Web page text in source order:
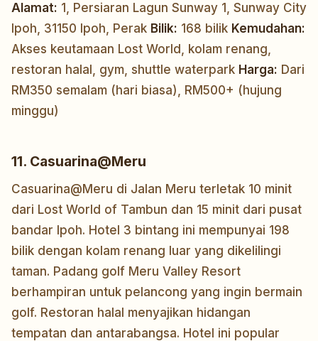
Alamat: 1, Persiaran Lagun Sunway 1, Sunway City
Ipoh, 31150 Ipoh, Perak Bilik: 168 bilik Kemudahan:
Akses keutamaan Lost World, kolam renang,
restoran halal, gym, shuttle waterpark Harga: Dari
RM350 semalam (hari biasa), RM500+ (hujung
minggu)
11. Casuarina@Meru
Casuarina@Meru di Jalan Meru terletak 10 minit
dari Lost World of Tambun dan 15 minit dari pusat
bandar Ipoh. Hotel 3 bintang ini mempunyai 198
bilik dengan kolam renang luar yang dikelilingi
taman. Padang golf Meru Valley Resort
berhampiran untuk pelancong yang ingin bermain
golf. Restoran halal menyajikan hidangan
tempatan dan antarabangsa. Hotel ini popular